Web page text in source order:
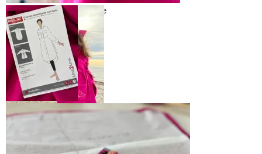
Festlig og fargerik stolpe
Deilig varm shacket i
Mønster til
shacketen er